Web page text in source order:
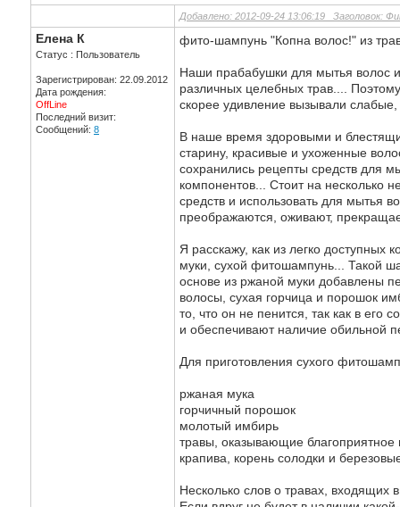
Добавлено: 2012-09-24 13:06:19 Заголовок:
Елена К
Статус : Пользователь
Зарегистрирован: 22.09.2012
Дата рождения:
OffLine
Последний визит:
Сообщений: 8
фито-шампунь "Копна волос!" из
Наши прабабушки для мытья волос
различных целебных трав....
скорее удивление вызывали
В наше время здоровыми и
старину, красивые и ухоженные
сохранились рецепты средств для
компонентов... Стоит на несколько
средств и использовать для мытья
преображаются, оживают,
Я расскажу, как из легко доступных
муки, сухой фитошампунь... Такой
основе из ржаной муки добавлены
волосы, сухая горчица и порошок
то, что он не пенится, так как в его
и обеспечивают наличие обильной
Для приготовления сухого
ржаная мука
горчичный порошок
молотый имбирь
травы, оказывающие благоприятное
крапива, корень солодки и
Несколько слов о травах, входящих